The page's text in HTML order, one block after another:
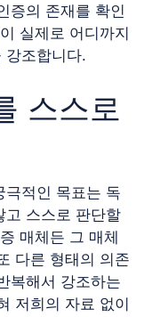
증의 존재를 확인
실제로 어디까지
강조합니다.
스스로
극적인 목표는 독
고 스스로 판단할
매체든 그 매체
다른 형태의 의존
복해서 강조하는
저희의 자료 없이